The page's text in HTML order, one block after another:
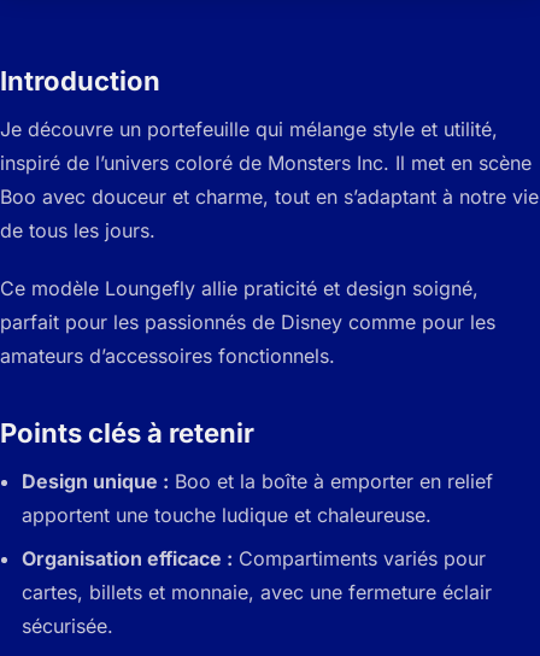
Introduction
Je découvre un portefeuille qui mélange style et utilité,
inspiré de l’univers coloré de Monsters Inc. Il met en scène
Boo avec douceur et charme, tout en s’adaptant à notre vie
de tous les jours.
Ce modèle Loungefly allie praticité et design soigné,
parfait pour les passionnés de Disney comme pour les
amateurs d’accessoires fonctionnels.
Points clés à retenir
Design unique : Boo et la boîte à emporter en relief
apportent une touche ludique et chaleureuse.
Organisation efficace : Compartiments variés pour
cartes, billets et monnaie, avec une fermeture éclair
sécurisée.